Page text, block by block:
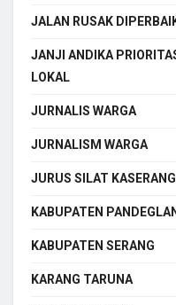
JALAN RUSAK
JANJI ANDIKA
LOKAL
JURNALIS WARGA
JURNALISM WARGA
JURUS SILAT
KABUPATEN
KABUPATEN SERANG
KARANG TARUNA